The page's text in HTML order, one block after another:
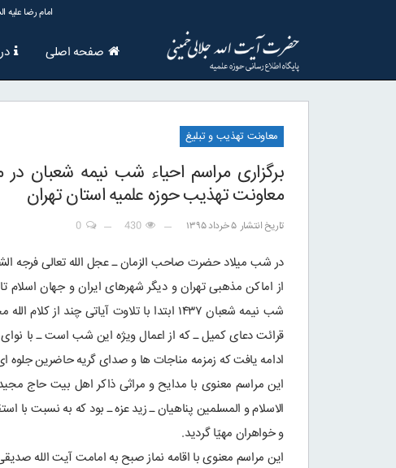
امام رضا علیه
صفحه اصلی
معاونت تهذیب و تبلیغ
برگزاری مراسم احیاء شب نیمه شعبان
معاونت تهذیب حوزه علمیه استان تهران
تاریخ انتشار ۵ خرداد ۱۳۹۵ 430
0
در شب میلاد حضرت صاحب الزمان ـ عجل الله تعالی فرجه
از اماکن مذهبی تهران و دیگر شهرهای ایران و جهان
شب نیمه شعبان ۱۴۳۷ ابتدا با تلاوت آیاتی
قرائت دعای کمیل ـ که از اعمال ویژه این شب است ـ با
ادامه یافت که زمزمه مناجات ها و صدای گریه حاضرین جلوه
این مراسم معنوی با مدایح و مراثی ذاکر اهل بیت حاج
الاسلام و المسلمین پناهیان ـ زید عزه ـ بود که به نسبت با
و خواهران مهیّا گردید.
این مراسم معنوی با اقامه نماز صبح به امامت آیت الله